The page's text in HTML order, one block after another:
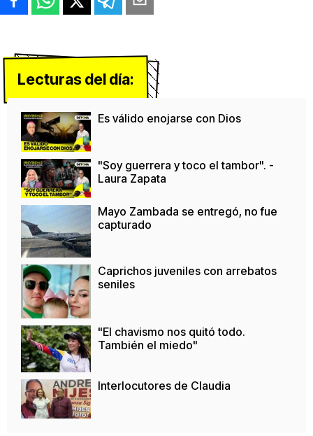
Lecturas del día:
Es válido enojarse con Dios
"Soy guerrera y toco el tambor". -
Laura Zapata
Mayo Zambada se entregó, no fue
capturado
Caprichos juveniles con arrebatos
seniles
"El chavismo nos quitó todo.
También el miedo"
Interlocutores de Claudia